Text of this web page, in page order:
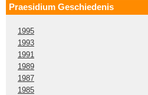
Praesidium Geschiedenis
1995
1993
1991
1989
1987
1985